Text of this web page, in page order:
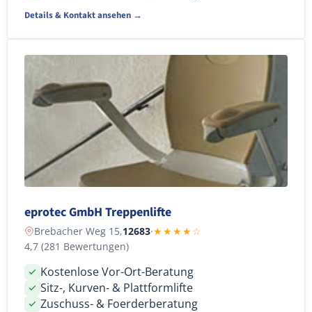
Details & Kontakt ansehen →
eprotec GmbH Treppenlifte
Brebacher Weg 15,12683·★★★★☆
4,7 (281 Bewertungen)
Kostenlose Vor-Ort-Beratung
Sitz-, Kurven- & Plattformlifte
Zuschuss- & Foerderberatung